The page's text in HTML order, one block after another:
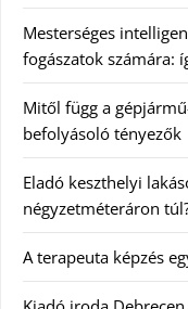
Mesterséges
fogászatok számára:
Mitől függ a
befolyásoló tényezők
Eladó keszthelyi
négyzetméteráron
A terapeuta képzés